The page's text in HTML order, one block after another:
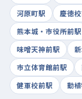
河原町駅
慶徳
熊本城・市役所前駅
味噌天神前駅
市立体育館前駅
健軍校前駅
動